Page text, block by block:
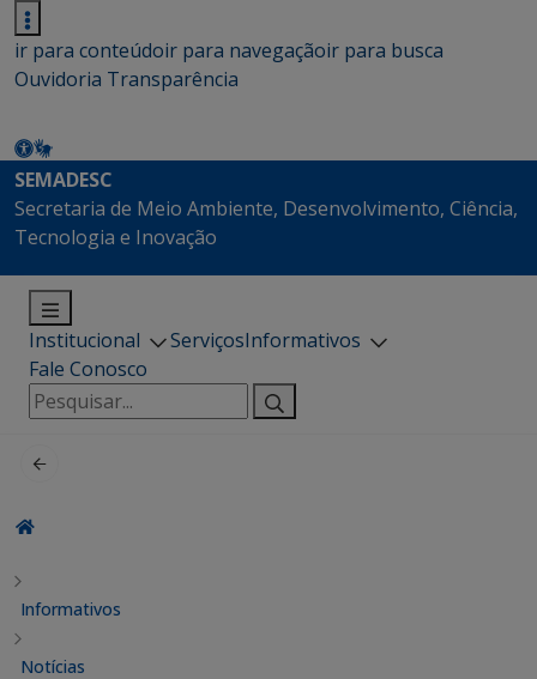
ir para conteúdoir para navegaçãoir para busca
Ouvidoria Transparência
SEMADESC
Secretaria de Meio Ambiente, Desenvolvimento, Ciência,
Tecnologia e Inovação
Institucional ServiçosInformativos
Fale Conosco
Pesquisar
por:
Informativos
Notícias